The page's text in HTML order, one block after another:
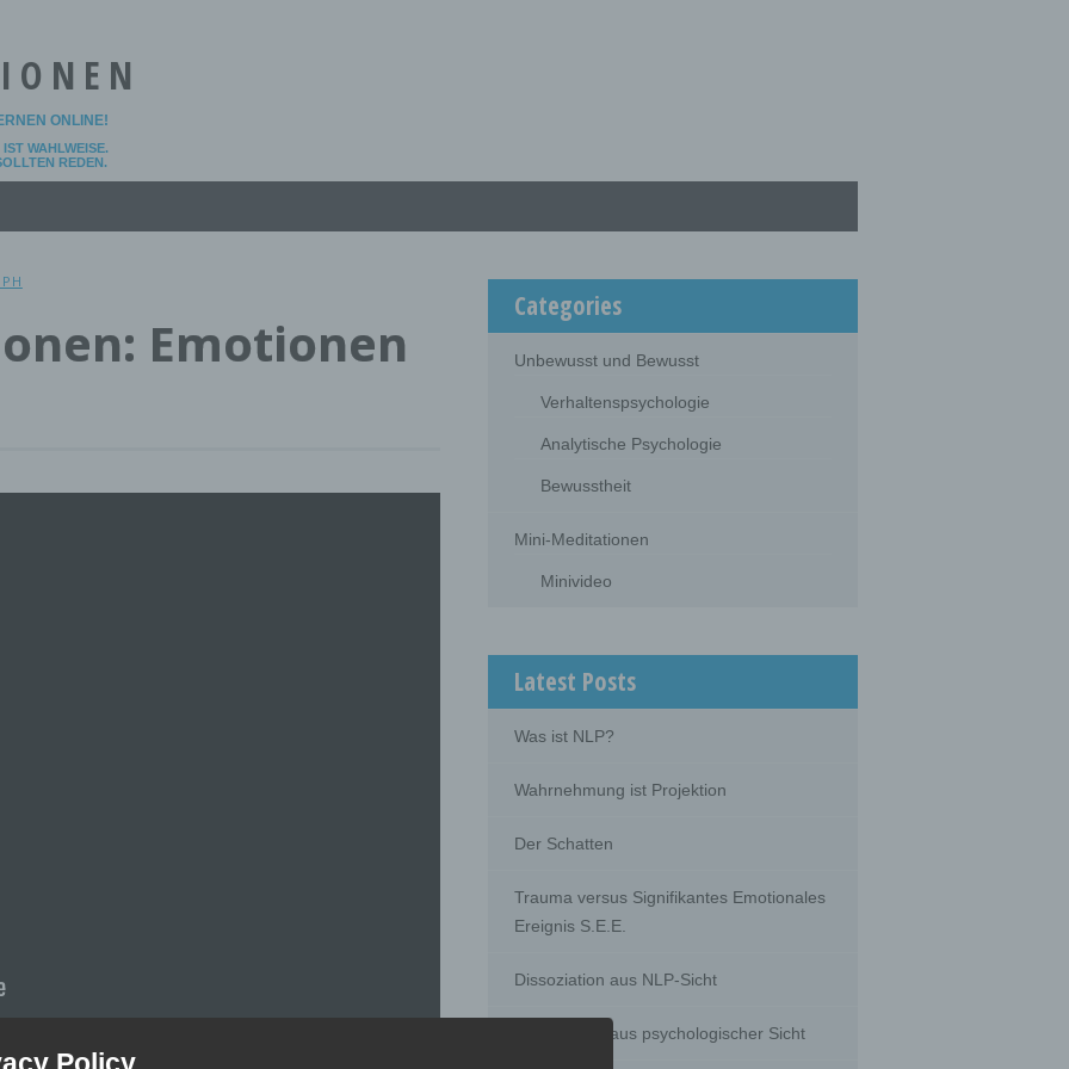
ONLINE!
WAHLWEISE.
REDEN.
Emotionen
Categories
Unbewusst und Bewusst
Verhaltenspsychologie
Analytische Psychologie
Bewusstheit
Mini-Meditationen
Minivideo
Latest Posts
Was ist NLP?
Wahrnehmung ist Projektion
Der Schatten
Trauma versus Signifikantes Emotionales
Ereignis S.E.E.
Dissoziation aus NLP-Sicht
Dissoziation aus psychologischer Sicht
Policy